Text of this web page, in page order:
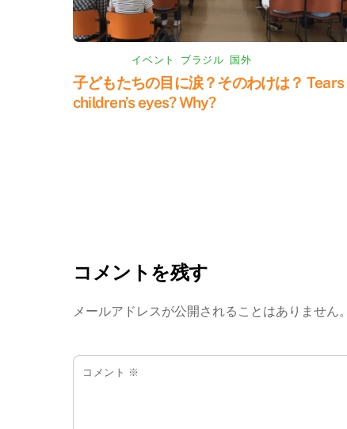
イベント ブラジル 国外
子どもたちの目に涙？そのわけは？ Tears
children’s eyes? Why?
コメントを残す
メールアドレスが公開されることはありません。
コメント ※